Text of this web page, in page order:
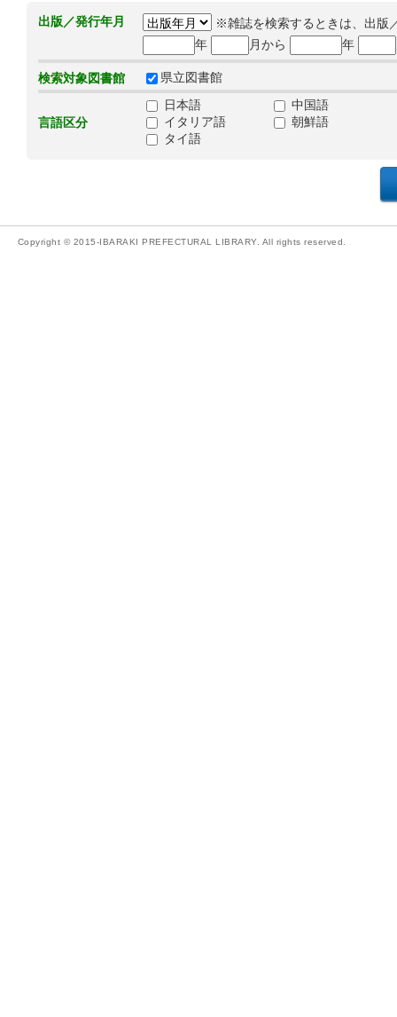
出版／発行年月
※雑誌を検索するときは、出版
年
月から 年
検索対象図書館 県立図書館
言語区分
日本語
中国語
イタリア語
朝鮮語
タイ語
Copyright © 2015-IBARAKI PREFECTURAL LIBRARY. All rights reserved.